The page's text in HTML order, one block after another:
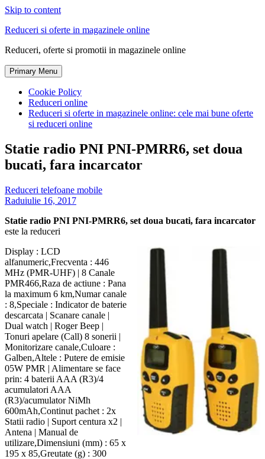
Skip to content
Reduceri si oferte in magazinele online
Reduceri, oferte si promotii in magazinele online
Primary Menu
Cookie Policy
Reduceri online
Reduceri si oferte in magazinele online: cele mai bune oferte
si reduceri online
Statie radio PNI PNI-PMRR6, set doua
bucati, fara incarcator
Reduceri telefoane mobile
Raduiulie 16, 2017
Statie radio PNI PNI-PMRR6, set doua bucati, fara incarcator
este la reduceri
Display : LCD
alfanumeric,Frecventa : 446
MHz (PMR-UHF) | 8 Canale
PMR466,Raza de actiune : Pana
la maximum 6 km,Numar canale
: 8,Speciale : Indicator de baterie
descarcata | Scanare canale |
Dual watch | Roger Beep |
Tonuri apelare (Call) 8 sonerii |
Monitorizare canale,Culoare :
Galben,Altele : Putere de emisie
05W PMR | Alimentare se face
prin: 4 baterii AAA (R3)/4
acumulatori AAA
(R3)/acumulator NiMh
600mAh,Continut pachet : 2x
Statii radio | Suport centura x2 |
Antena | Manual de
utilizare,Dimensiuni (mm) : 65 x
195 x 85,Greutate (g) : 300